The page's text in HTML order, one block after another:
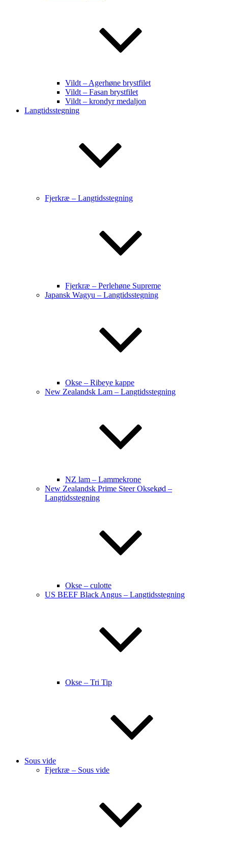
Vildt – Agerhøne brystfilet
Vildt – Fasan brystfilet
Vildt – krondyr medaljon
Langtidsstegning
Fjerkræ – Langtidsstegning
Fjerkræ – Perlehøne Supreme
Japansk Wagyu – Langtidsstegning
Okse – Ribeye kappe
New Zealandsk Lam – Langtidsstegning
NZ lam – Lammekrone
New Zealandsk Prime Steer Oksekød –
Langtidsstegning
Okse – culotte
US BEEF Black Angus – Langtidsstegning
Okse – Tri Tip
Sous vide
Fjerkræ – Sous vide